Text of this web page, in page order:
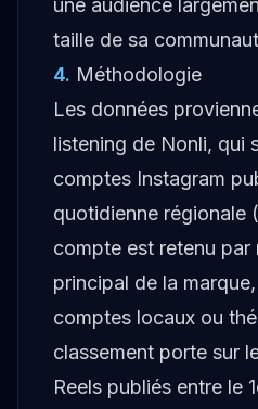
une audience
taille de sa
4. Méthodologie
Les données
listening de Nonli, qui
comptes Instagram
quotidienne régionale
compte est retenu par
principal de la
comptes locaux ou
classement porte sur
Reels publiés entre le